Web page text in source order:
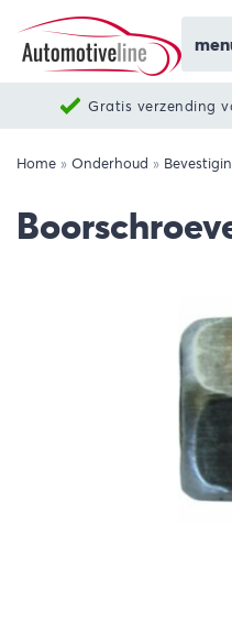
Gratis verzending
Home » Onderhoud »